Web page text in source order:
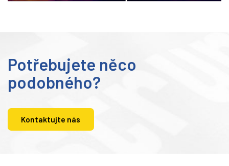
Potřebujete něco
podobného?
Kontaktujte nás